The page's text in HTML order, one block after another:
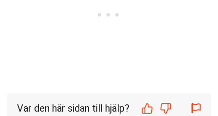
Var den här sidan till hjälp?